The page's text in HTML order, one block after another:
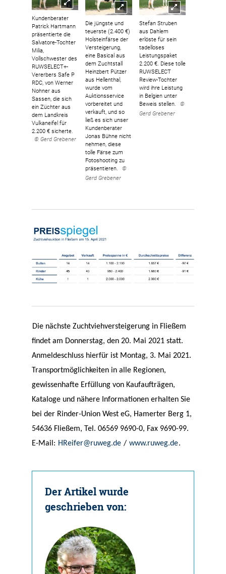
Kundenberater
Patrick Hartmann
präsentierte die
Salvatore-Tochter
Milia,
Vollschwester des
RUWSELECT+-
Vererbers Safe P
RDC, von Werner
Nohner aus
Sassen, die sich
ein Züchter aus
dem Landkreis
Vulkaneifel für
2.200 € sicherte.
© Gerd Grebener
Die jüngste und
teuerste (2.400 €)
Holsteinfärse der
Versteigerung,
eine Basical aus
dem Zuchtstall
Heinzbert Pützer
aus Hellenthal,
wurde vom
Auktionsservice
vorbereitet und
verkauft, und so
ließ es sich unser
Kundenberater
Jonas Bühne nicht
nehmen, diese
tolle Färse zum
Fotoshooting zu
präsentieren.
©
Gerd Grebener
Stefan Struben
aus Dahlem
erlöste für sein
tadelloses
Leistungspaket
2.200 €. Diese tolle
RUWSELECT
Review-Tochter
wird ihre Leistung
in Belgien unter
Beweis stellen.
©
Gerd Grebener
Die nächste Zuchtviehversteigerung in Fließem
findet am Donnerstag, den 20. Mai 2021 statt.
Anmeldeschluss hierfür ist Montag, 3. Mai 2021.
Transportmöglichkeiten in alle Regionen,
gewissenhafte Erfüllung von Kaufaufträgen,
Kataloge und nähere Informationen erhalten Sie
bei der Rinder-Union West eG, Hamerter Berg 1,
54636 Fließem, Tel. 06569 9690-0, Fax 9690-99.
E-Mail: HReifer@ruweg.de / www.ruweg.de.
Der Artikel wurde
geschrieben von: